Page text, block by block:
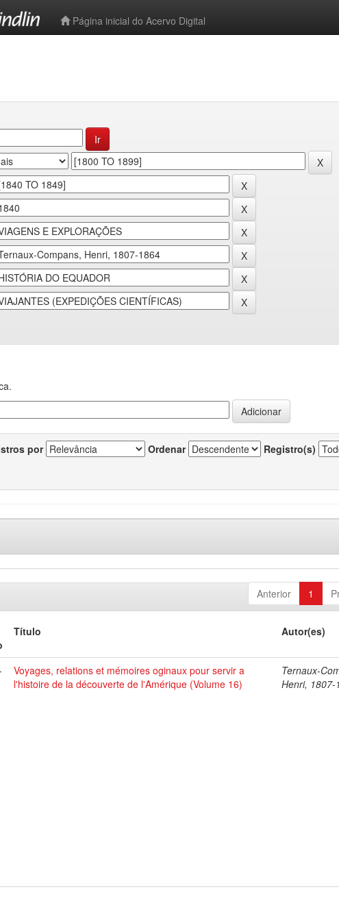
Página inicial do Acervo Digital
por Ordenar Registro(s)
Anterior 1
Título Autor(es)
Voyages, relations et mémoires oginaux pour servir a
l'histoire de la découverte de l'Amérique (Volume 16)
Ternaux-
Henri, 1807-